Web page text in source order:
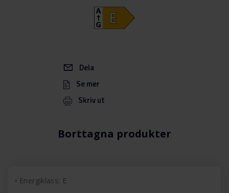
Borttagna produkter
Dela
Se mer
Skriv ut
Energiklass: E